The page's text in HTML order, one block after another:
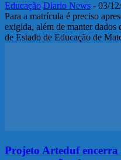
Educação Diario News - 03/
Para a matrícula é preciso
exigida, além de manter dados
de Estado de Educação de
Projeto Arteduf encerra